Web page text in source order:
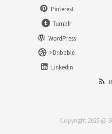
Pinterest
Tumblr
WordPress
>Dribbble
Linkedin
Copyright 2025 @